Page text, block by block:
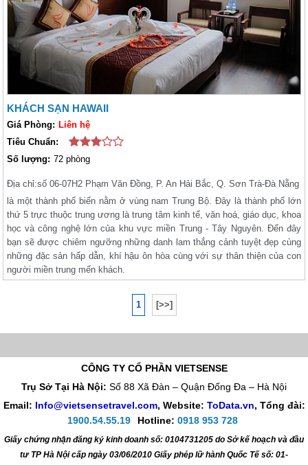
KHÁCH SẠN HAWAII
Giá Phòng: Liên hệ
Tiêu Chuẩn:
Số lượng: 72 phòng
Địa chỉ:số 06-07H2 Phạm Văn Đồng, P. An Hải Bắc, Q. Sơn Trà-Đà Nẵng
là một thành phố biển nằm ở vùng nam Trung Bộ. Đây là thành phố lớn
thứ 5 trực thuộc trung ương là trung tâm kinh tế, văn hoá, giáo dục, khoa
học và công nghệ lớn của khu vực miền Trung - Tây Nguyên. Đến đây
bạn sẽ được chiêm ngưỡng những danh lam thắng cảnh tuyệt đẹp cùng
những đặc sản hấp dẫn, khí hậu ôn hòa cùng với sự thân thiện của con
người miền trung mến khách.
1 [>>]
CÔNG TY CỔ PHẦN VIETSENSE
Trụ Sở Tại Hà Nội: Số 88 Xã Đàn – Quận Đống Đa – Hà Nội
Email: Info@vietsensetravel.com, Website: ToData.vn, Tổng đài:
1900.54.55.19
Hotline: 0918 953 728
Giấy chứng nhận đăng ký kinh doanh số: 0104731205 do Sở kế hoạch và đầu
tư TP Hà Nội cấp ngày 03/06/2010 Giấy phép lữ hành Quốc Tế số: 01-